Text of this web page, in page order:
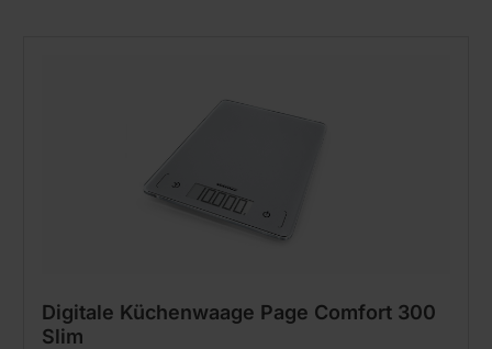
Digitale Küchenwaage Page Comfort 300
Slim